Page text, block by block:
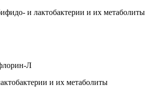
и лактобактерии и их метаболиты
Л
и их метаболиты